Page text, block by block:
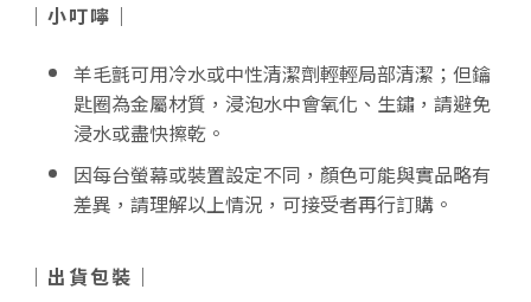
｜小叮嚀｜
羊毛氈可用冷水或中性清潔劑輕輕局部清潔；但鑰
匙圈為金屬材質，浸泡水中會氧化、生鏽，請避免
浸水或盡快擦乾。
因每台螢幕或裝置設定不同，顏色可能與實品略有
差異，請理解以上情況，可接受者再行訂購。
｜出貨包裝｜